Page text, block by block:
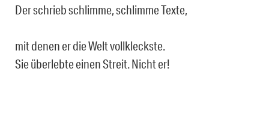
Der schrieb schlimme, schlimme Texte,
mit denen er die Welt vollkleckste.
Sie überlebte einen Streit. Nicht er!